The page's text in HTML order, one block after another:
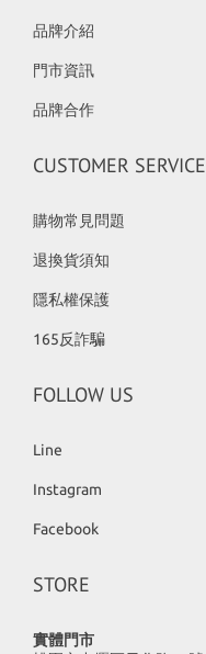
品牌介紹
門市資訊
品牌合作
CUSTOMER SERVICE
購物常見問題
退換貨須知
隱私權保護
165反詐騙
FOLLOW US
Line
Instagram
Facebook
STORE
實體門市